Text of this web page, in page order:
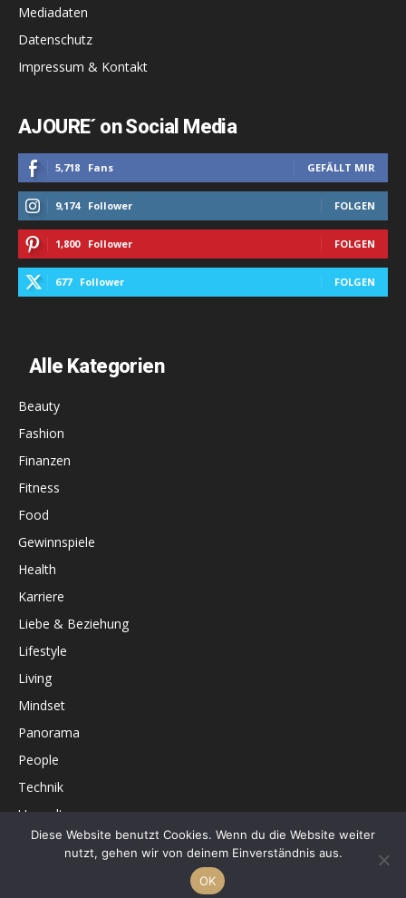
Mediadaten
Datenschutz
Impressum & Kontakt
AJOURE´ on Social Media
5,718 Fans GEFÄLLT MIR
9,174 Follower FOLGEN
1,800 Follower FOLGEN
677 Follower FOLGEN
Alle Kategorien
Beauty
Fashion
Finanzen
Fitness
Food
Gewinnspiele
Health
Karriere
Liebe & Beziehung
Lifestyle
Living
Mindset
Panorama
People
Technik
Umwelt
Unterhaltung
Diese Website benutzt Cookies. Wenn du die Website weiter
nutzt, gehen wir von deinem Einverständnis aus.
OK